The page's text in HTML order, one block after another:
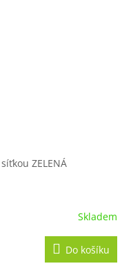
ZELENÁ
Skladem
Do košíku